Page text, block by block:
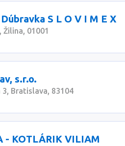
S L O V I M E X
Žilina, 01001
s.r.o.
Bratislava, 83104
- KOTLÁRIK VILIAM